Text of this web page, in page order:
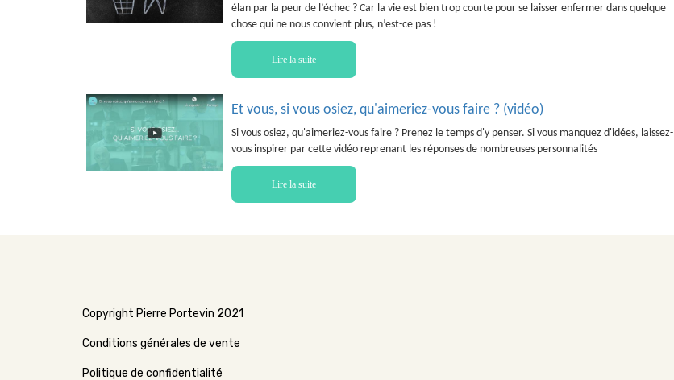
élan par la peur de l’échec ? Car la vie est bien trop courte pour se laisser enfermer dans quelque
chose qui ne nous convient plus, n’est-ce pas !
Lire la suite
Et vous, si vous osiez, qu'aimeriez-vous faire ? (vidéo)
Si vous osiez, qu'aimeriez-vous faire ? Prenez le temps d'y penser. Si vous manquez d'idées, laissez-
vous inspirer par cette vidéo reprenant les réponses de nombreuses personnalités
Lire la suite
Copyright Pierre Portevin 2021
Conditions générales de vente
Politique de confidentialité